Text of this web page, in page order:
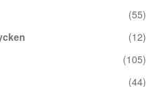
(55)
(12)
(105)
(44)